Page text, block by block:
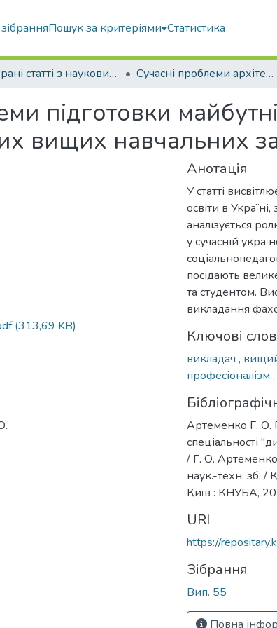
Пошук за критеріями Статистика
Вибрані статті з наукових збірників КНУБА Сучасні проблеми архітектури та містобудування
підготовки
вищих навчальних
(313,69 KB)
Анотація
У статті
освіти в
аналізується
у сучасній
посідають
та студентом.
викладання
Ключові
викладач ,
професіоналізм ,
Артеменко Г. О.
спеціальності
/ Г. О. Артеменко
наук.-техн. зб. /
Київ : КНУБА,
URI
https://
Зібрання
Вип. 55
Повна